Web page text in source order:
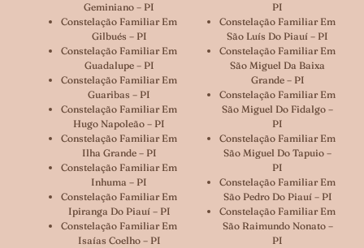
Geminiano – PI
Constelação Familiar Em
Gilbués – PI
Constelação Familiar Em
Guadalupe – PI
Constelação Familiar Em
Guaribas – PI
Constelação Familiar Em
Hugo Napoleão – PI
Constelação Familiar Em
Ilha Grande – PI
Constelação Familiar Em
Inhuma – PI
Constelação Familiar Em
Ipiranga Do Piauí – PI
Constelação Familiar Em
Isaías Coelho – PI
PI
Constelação Familiar Em
São Luís Do Piauí – PI
Constelação Familiar Em
São Miguel Da Baixa
Grande – PI
Constelação Familiar Em
São Miguel Do Fidalgo –
PI
Constelação Familiar Em
São Miguel Do Tapuio –
PI
Constelação Familiar Em
São Pedro Do Piauí – PI
Constelação Familiar Em
São Raimundo Nonato –
PI